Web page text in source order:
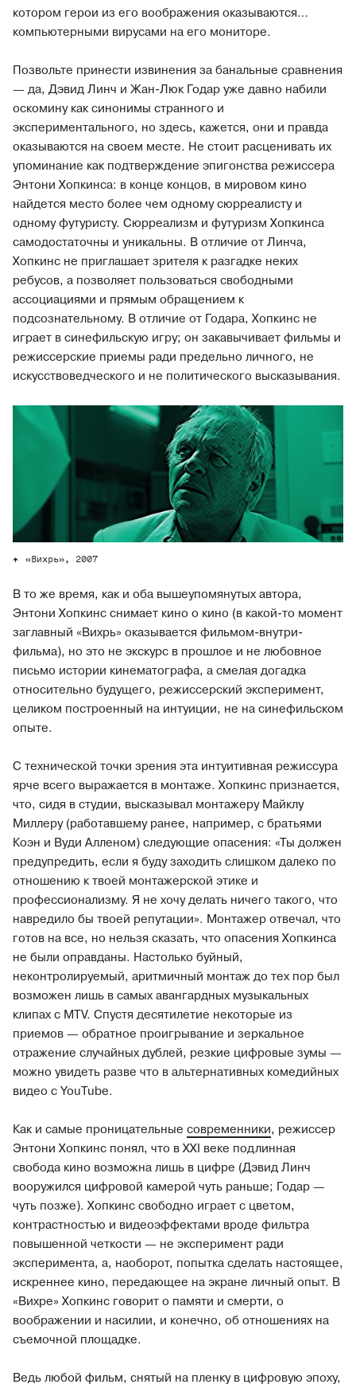
котором герои из его воображения оказываются…
компьютерными вирусами на его мониторе.
Позвольте принести извинения за банальные сравнения
— да, Дэвид Линч и Жан-Люк Годар уже давно набили
оскомину как синонимы странного и
экспериментального, но здесь, кажется, они и правда
оказываются на своем месте. Не стоит расценивать их
упоминание как подтверждение эпигонства режиссера
Энтони Хопкинса: в конце концов, в мировом кино
найдется место более чем одному сюрреалисту и
одному футуристу. Сюрреализм и футуризм Хопкинса
самодостаточны и уникальны. В отличие от Линча,
Хопкинс не приглашает зрителя к разгадке неких
ребусов, а позволяет пользоваться свободными
ассоциациями и прямым обращением к
подсознательному. В отличие от Годара, Хопкинс не
играет в синефильскую игру; он закавычивает фильмы и
режиссерские приемы ради предельно личного, не
искусствоведческого и не политического высказывания.
«Вихрь», 2007
В то же время, как и оба вышеупомянутых автора,
Энтони Хопкинс снимает кино о кино (в какой-то момент
заглавный «Вихрь» оказывается фильмом-внутри-
фильма), но это не экскурс в прошлое и не любовное
письмо истории кинематографа, а смелая догадка
относительно будущего, режиссерский эксперимент,
целиком построенный на интуиции, не на синефильском
опыте.
С технической точки зрения эта интуитивная режиссура
ярче всего выражается в монтаже. Хопкинс признается,
что, сидя в студии, высказывал монтажеру Майклу
Миллеру (работавшему ранее, например, с братьями
Коэн и Вуди Алленом) следующие опасения: «Ты должен
предупредить, если я буду заходить слишком далеко по
отношению к твоей монтажерской этике и
профессионализму. Я не хочу делать ничего такого, что
навредило бы твоей репутации». Монтажер отвечал, что
готов на все, но нельзя сказать, что опасения Хопкинса
не были оправданы. Настолько буйный,
неконтролируемый, аритмичный монтаж до тех пор был
возможен лишь в самых авангардных музыкальных
клипах с MTV. Спустя десятилетие некоторые из
приемов — обратное проигрывание и зеркальное
отражение случайных дублей, резкие цифровые зумы —
можно увидеть разве что в альтернативных комедийных
видео с YouTube.
Как и самые проницательные современники, режиссер
Энтони Хопкинс понял, что в XXI веке подлинная
свобода кино возможна лишь в цифре (Дэвид Линч
вооружился цифровой камерой чуть раньше; Годар —
чуть позже). Хопкинс свободно играет с цветом,
контрастностью и видеоэффектами вроде фильтра
повышенной четкости — не эксперимент ради
эксперимента, а, наоборот, попытка сделать настоящее,
искреннее кино, передающее на экране личный опыт. В
«Вихре» Хопкинс говорит о памяти и смерти, о
воображении и насилии, и конечно, об отношениях на
съемочной площадке.
Ведь любой фильм, снятый на пленку в цифровую эпоху,